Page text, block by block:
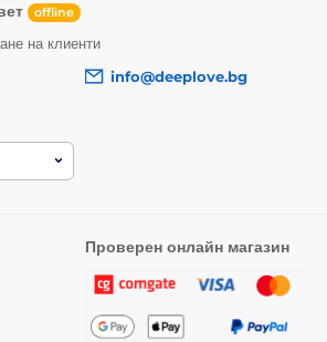
offline
на клиенти
info@deeplove.bg
Проверен онлайн магазин